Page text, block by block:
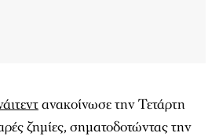
ανακοίνωσε την Τετάρτη
ζημίες, σηματοδοτώντας την